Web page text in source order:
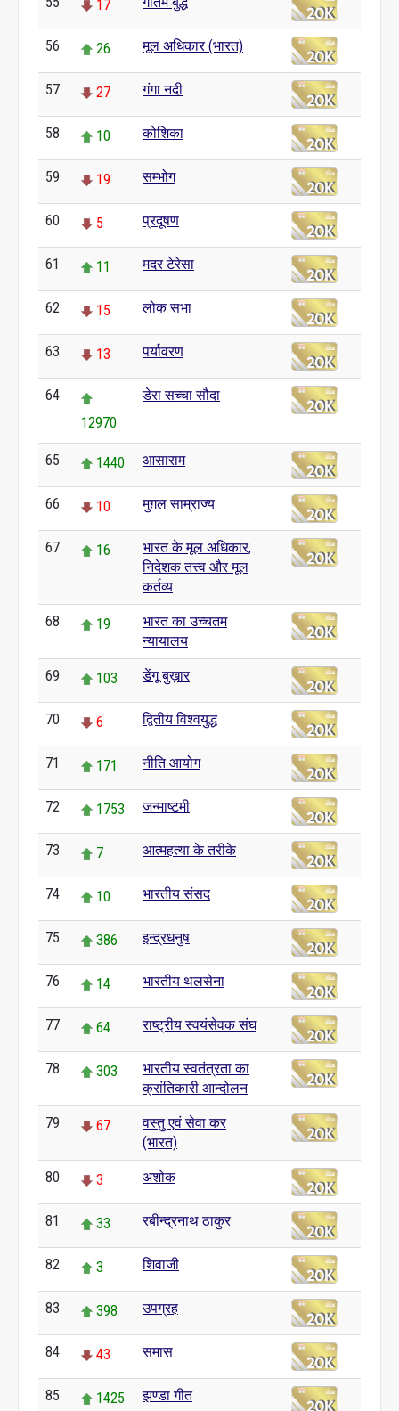
17
56 26 मूल अधिकार (भारत)
57 27 गंगा नदी
58 10 कोशिका
59 19 सम्भोग
60 5 प्रदूषण
61 11 मदर टेरेसा
62 15 लोक सभा
63 13 पर्यावरण
64
12970
डेरा सच्चा सौदा
65 1440 आसाराम
66 10 मुग़ल साम्राज्य
67 16
भारत के मूल अधिकार,
निदेशक तत्त्व और मूल
कर्तव्य
68 19
भारत का उच्चतम
न्यायालय
69 103 डेंगू बुख़ार
70 6 द्वितीय विश्वयुद्ध
71 171 नीति आयोग
72 1753 जन्माष्टमी
73 7 आत्महत्या के तरीके
74 10 भारतीय संसद
75 386 इन्द्रधनुष
76 14 भारतीय थलसेना
77 64 राष्ट्रीय स्वयंसेवक संघ
78 303
भारतीय स्वतंत्रता का
क्रांतिकारी आन्दोलन
79 67
वस्तु एवं सेवा कर
(भारत)
80 3 अशोक
81 33 रबीन्द्रनाथ ठाकुर
82 3 शिवाजी
83 398 उपग्रह
84 43 समास
85 1425 झण्डा गीत